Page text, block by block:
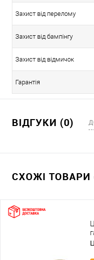
Захист від перелому
Захист від бампінгу
Захист від відмичок
Гарантія
ВІДГУКИ (0)
СХОЖІ ТОВАРИ